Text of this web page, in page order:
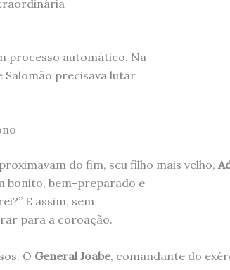
processo automático. Na
Salomão precisava lutar
do fim, seu filho mais velho,
bonito, bem-preparado e
E assim, sem
para a coroação.
O General Joabe, comandante do